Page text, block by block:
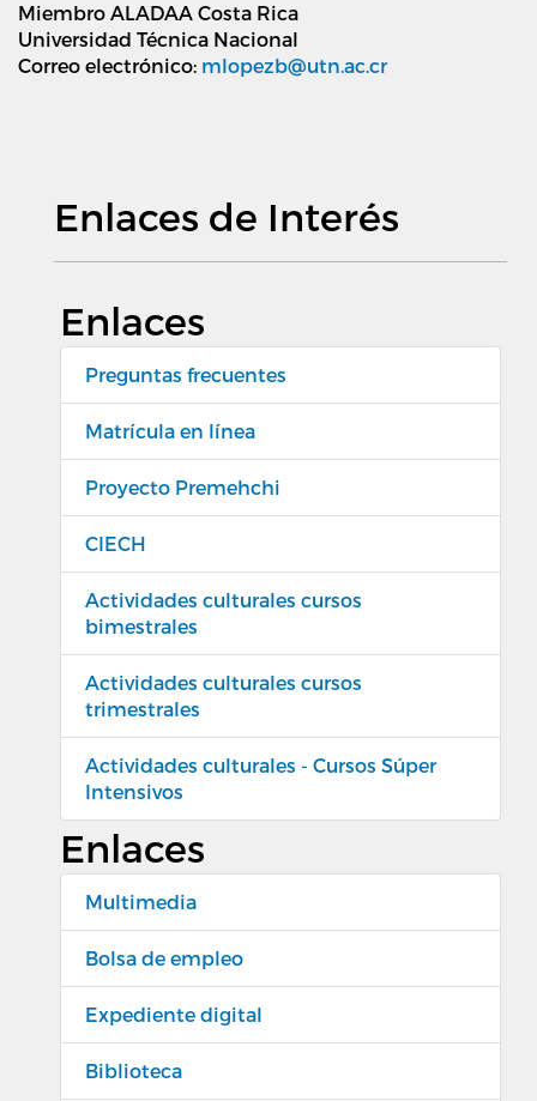
Miembro ALADAA Costa Rica
Universidad Técnica Nacional
Correo electrónico: mlopezb@utn.ac.cr
Enlaces de Interés
Enlaces
Preguntas frecuentes
Matrícula en línea
Proyecto Premehchi
CIECH
Actividades culturales cursos
bimestrales
Actividades culturales cursos
trimestrales
Actividades culturales - Cursos Súper
Intensivos
Enlaces
Multimedia
Bolsa de empleo
Expediente digital
Biblioteca